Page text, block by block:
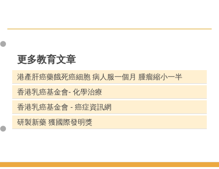
更多教育文章
港產肝癌藥餓死癌細胞 病人服一個月 腫瘤縮小一半
香港乳癌基金會- 化學治療
香港乳癌基金會 - 癌症資訊網
研製新藥 獲國際發明獎